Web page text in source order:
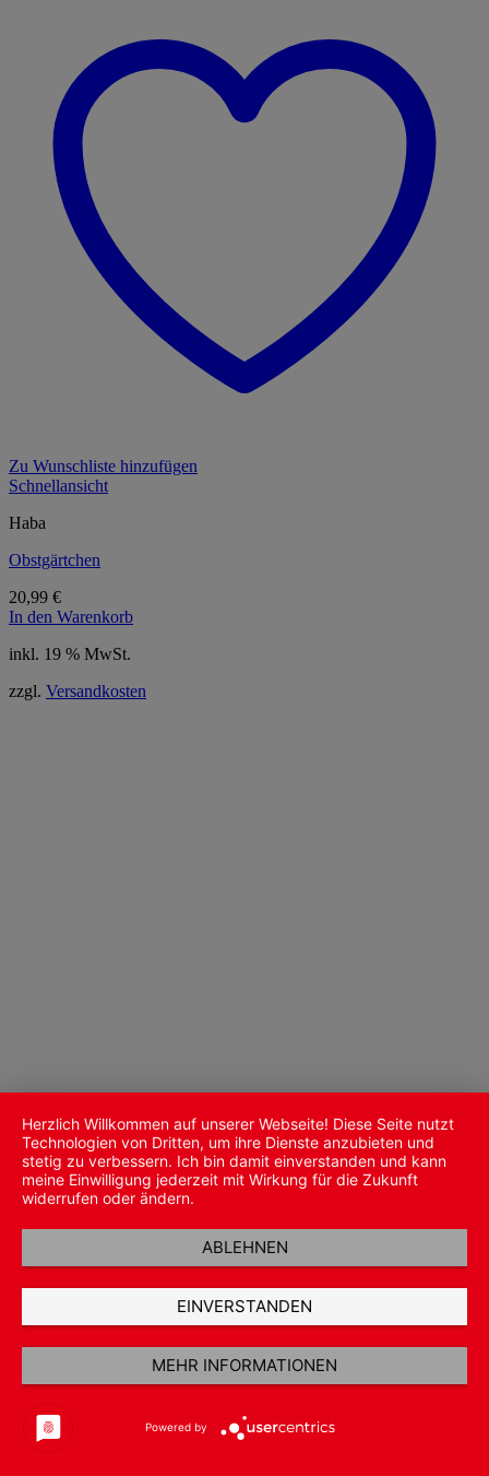
Zu Wunschliste hinzufügen
Schnellansicht
Haba
Obstgärtchen
20,99 €
In den Warenkorb
inkl. 19 % MwSt.
zzgl. Versandkosten
Herzlich Willkommen auf unserer Webseite! Diese Seite nutzt
Technologien von Dritten, um ihre Dienste anzubieten und
stetig zu verbessern. Ich bin damit einverstanden und kann
meine Einwilligung jederzeit mit Wirkung für die Zukunft
widerrufen oder ändern.
ABLEHNEN
EINVERSTANDEN
MEHR INFORMATIONEN
Powered by